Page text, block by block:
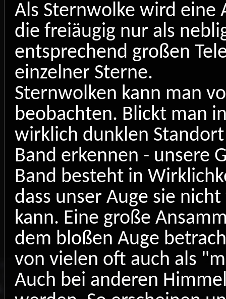
Als Sternwolke wird eine
die freiäugig nur als
entsprechend großen
einzelner Sterne.
Sternwolken kann man
beobachten. Blickt man
wirklich dunklen
Band erkennen - unsere
Band besteht in
dass unser Auge sie
kann. Eine große
dem bloßen Auge
von vielen oft auch als
Auch bei anderen